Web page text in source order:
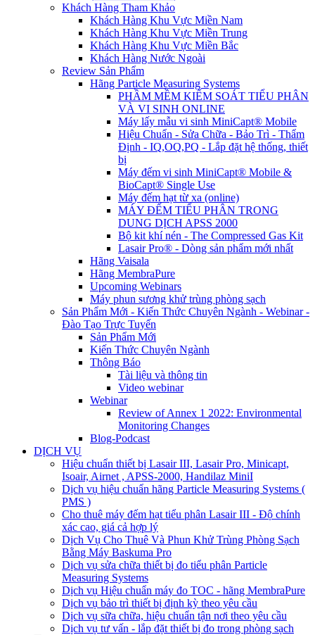
Khách Hàng Tham Khảo
Khách Hàng Khu Vực Miền Nam
Khách Hàng Khu Vực Miền Trung
Khách Hàng Khu Vực Miền Bắc
Khách Hàng Nước Ngoài
Review Sản Phẩm
Hãng Particle Measuring Systems
PHẦM MỀM KIỂM SOÁT TIỂU PHÂN
VÀ VI SINH ONLINE
Máy lấy mẫu vi sinh MiniCapt® Mobile
Hiệu Chuẩn - Sửa Chữa - Bảo Trì - Thẩm
Định - IQ,OQ,PQ - Lắp đặt hệ thống, thiết
bị
Máy đếm vi sinh MiniCapt® Mobile &
BioCapt® Single Use
Máy đếm hạt từ xa (online)
MÁY ĐẾM TIỂU PHÂN TRONG
DUNG DỊCH APSS 2000
Bộ kit khí nén - The Compressed Gas Kit
Lasair Pro® - Dòng sản phẩm mới nhất
Hãng Vaisala
Hãng MembraPure
Upcoming Webinars
Máy phun sương khử trùng phòng sạch
Sản Phẩm Mới - Kiến Thức Chuyên Ngành - Webinar -
Đào Tạo Trực Tuyến
Sản Phẩm Mới
Kiến Thức Chuyên Ngành
Thông Báo
Tài liệu và thông tin
Video webinar
Webinar
Review of Annex 1 2022: Environmental
Monitoring Changes
Blog-Podcast
DỊCH VỤ
Hiệu chuẩn thiết bị Lasair III, Lasair Pro, Minicapt,
Isoair, Airnet , APSS-2000, Handilaz MiniI
Dịch vụ hiệu chuẩn hãng Particle Measuring Systems (
PMS )
Cho thuê máy đếm hạt tiểu phân Lasair III - Độ chính
xác cao, giá cả hợp lý
Dịch Vụ Cho Thuê Và Phun Khử Trùng Phòng Sạch
Bằng Máy Baskuma Pro
Dịch vụ sửa chữa thiết bị đo tiểu phân Particle
Measuring Systems
Dịch vụ Hiệu chuẩn máy đo TOC - hãng MembraPure
Dịch vụ bảo trì thiết bị định kỳ theo yêu cầu
Dịch vụ sữa chữa, hiệu chuẩn tận nơi theo yêu cầu
Dịch vụ tư vấn - lắp đặt thiết bị đo trong phòng sạch